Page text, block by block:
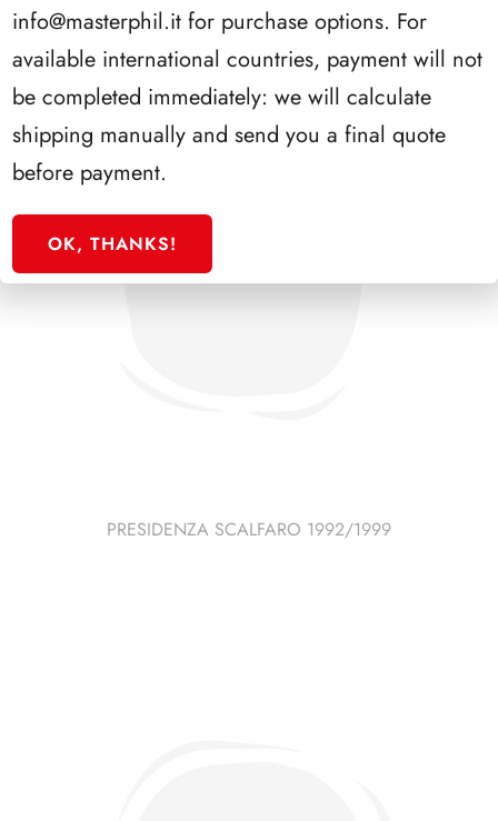
PRESIDENZA SCALFARO 1992/1999
info@masterphil.it for purchase options. For
available international countries, payment will not
be completed immediately: we will calculate
shipping manually and send you a final quote
before payment.
OK, THANKS!